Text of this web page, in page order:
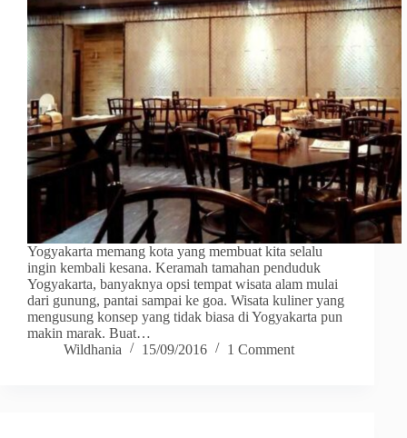
Yogyakarta memang kota yang membuat kita selalu
ingin kembali kesana. Keramah tamahan penduduk
Yogyakarta, banyaknya opsi tempat wisata alam mulai
dari gunung, pantai sampai ke goa. Wisata kuliner yang
mengusung konsep yang tidak biasa di Yogyakarta pun
makin marak. Buat…
Wildhania
15/09/2016 1 Comment